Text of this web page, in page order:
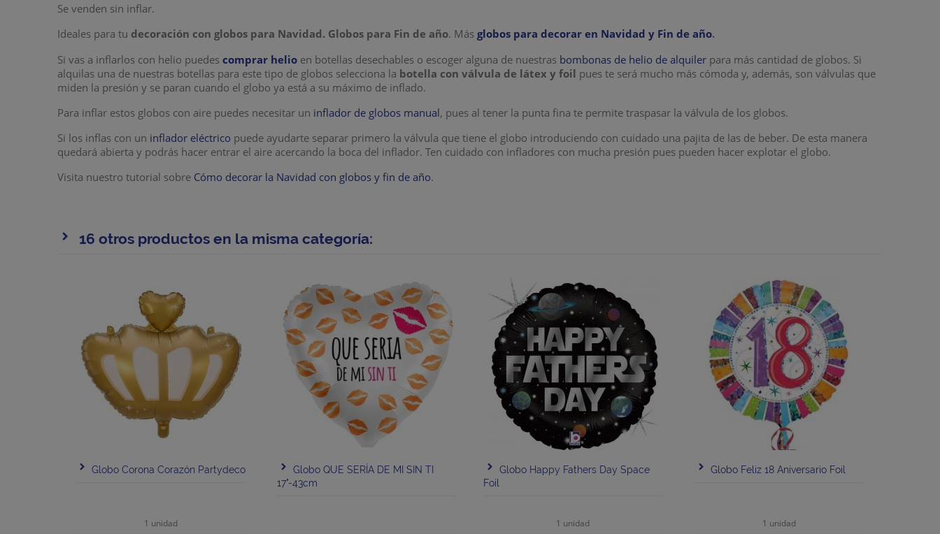
Se venden sin inflar.
Ideales para tu decoración con globos para Navidad. Globos para Fin de año. Másglobos para decorar en Navidad y Fin de año.
Si vas a inflarlos con helio puedescomprar helio en botellas desechables o escoger alguna de nuestras bombonas de helio de alquiler para más cantidad de globos. Si
alquilas una de nuestras botellas para este tipo de globos selecciona la botella con válvula de látex y foil pues te será mucho más cómoda y, además, son válvulas que
miden la presión y se paran cuando el globo ya está a su máximo de inflado.
Para inflar estos globos con aire puedes necesitar un inflador de globos manual, pues al tener la punta fina te permite traspasar la válvula de los globos.
Si los inflas con un inflador eléctrico puede ayudarte separar primero la válvula que tiene el globo introduciendo con cuidado una pajita de las de beber. De esta manera
quedará abierta y podrás hacer entrar el aire acercando la boca del inflador. Ten cuidado con infladores con mucha presión pues pueden hacer explotar el globo.
Visita nuestro tutorial sobre Cómo decorar la Navidad con globos y fin de año.
16 otros productos en la misma categoría:
Globo Corona Corazón Partydeco
1 unidad
Globo QUE SERÍA DE MI SIN TI
17"-43cm
Globo Happy Fathers Day Space
Foil
1 unidad
Globo Feliz 18 Aniversario Foil
1 unidad